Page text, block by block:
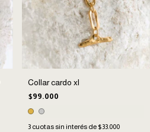
Collar cardo xl
$99.000
3 cuotas sin interés de $33.000